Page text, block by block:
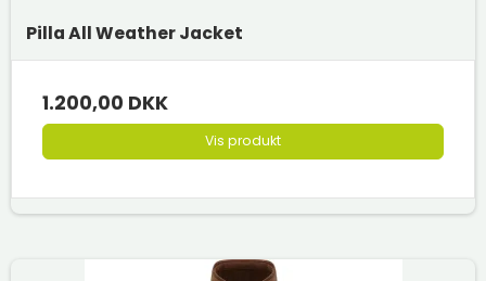
Pilla All Weather Jacket
1.200,00 DKK
Vis produkt